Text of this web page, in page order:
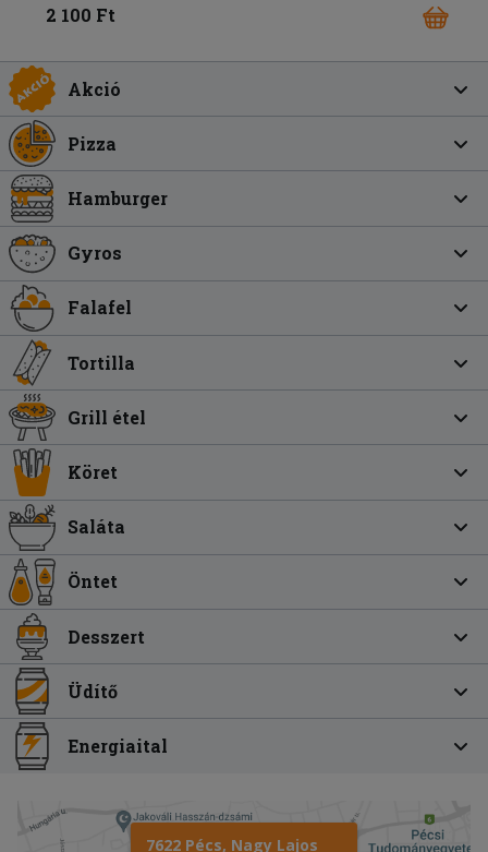
2 100 Ft
Akció
Pizza
Hamburger
Gyros
Falafel
Tortilla
Grill étel
Köret
Saláta
Öntet
Desszert
Üdítő
Energiaital
7622 Pécs, Nagy Lajos